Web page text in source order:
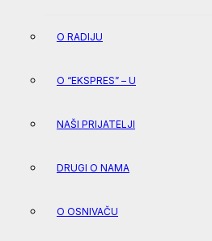
O RADIJU
O “EKSPRES” – U
NAŠI PRIJATELJI
DRUGI O NAMA
O OSNIVAČU